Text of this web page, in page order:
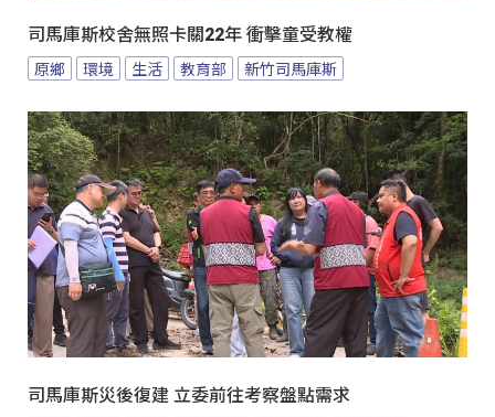
司馬庫斯校舍無照卡關22年 衝擊童受教權
原鄉 環境 生活 教育部 新竹司馬庫斯
司馬庫斯災後復建 立委前往考察盤點需求